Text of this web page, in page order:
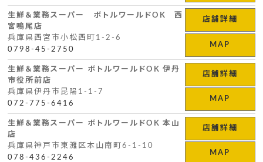
生鮮＆業務スーパー ボトルワールドOK 西
宮鳴尾店
兵庫県西宮市小松西町1-2-6
0798-45-2750
店舗詳細
MAP
生鮮＆業務スーパー ボトルワールドOK 伊丹
市役所前店
兵庫県伊丹市昆陽1-1-7
072-775-6416
店舗詳細
MAP
生鮮＆業務スーパー ボトルワールドOK 本山
店
兵庫県神戸市東灘区本山南町6-1-10
078-436-2246
店舗詳細
MAP